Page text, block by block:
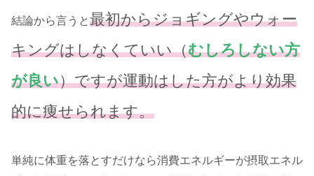
結論から言うと最初からジョギングやウォー
キングはしなくていい（むしろしない方
が良い）ですが運動はした方がより効果
的に痩せられます。
単純に体重を落とすだけなら消費エネルギーが摂取エネル